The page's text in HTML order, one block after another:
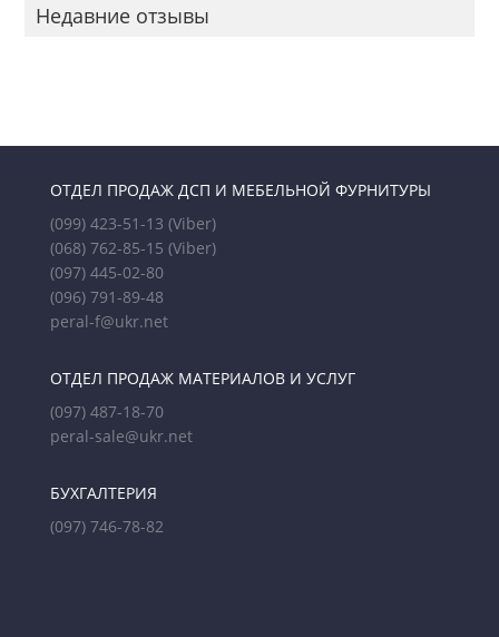
Недавние отзывы
ОТДЕЛ ПРОДАЖ ДСП И МЕБЕЛЬНОЙ ФУРНИТУРЫ
(099) 423-51-13 (Viber)
(068) 762-85-15 (Viber)
(097) 445-02-80
(096) 791-89-48
peral-f@ukr.net
ОТДЕЛ ПРОДАЖ МАТЕРИАЛОВ И УСЛУГ
(097) 487-18-70
peral-sale@ukr.net
БУХГАЛТЕРИЯ
(097) 746-78-82